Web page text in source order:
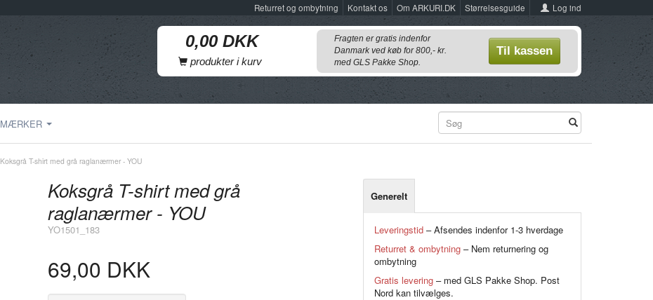
Log ind
Størrelsesguide
Om ARKURI.DK
Kontakt os
Returret og ombytning
produkter i kurv
Fragten er gratis indenfor
Danmark ved køb for 800,- kr.
med GLS Pakke Shop.
Til kassen
MÆRKER
Koksgrå T-shirt med grå raglanærmer - YOU
Koksgrå T-shirt med grå
raglanærmer - YOU
YO1501_183
69,00 DKK
Generelt
Leveringstid– Afsendes indenfor 1-3 hverdage
Returret & ombytning– Nem returnering og
ombytning
Gratis levering– med GLS Pakke Shop. Post
Nord kan tilvælges.